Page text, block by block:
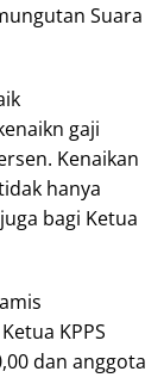
Suara
gaji
Kenaikan
hanya
bagi Ketua
KPPS
dan anggota